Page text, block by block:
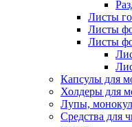
Листы
Листы
Листы
Капсулы для
Холдеры для
Лупы,
Средства для